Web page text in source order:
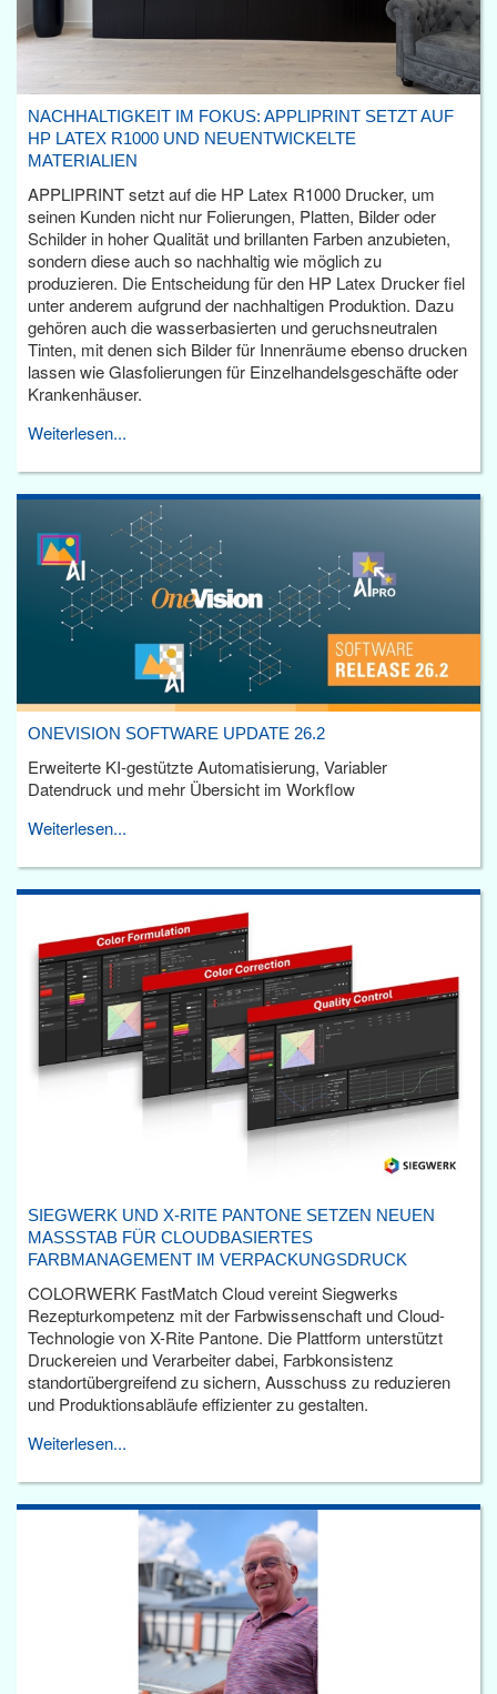
NACHHALTIGKEIT IM FOKUS: APPLIPRINT SETZT AUF
HP LATEX R1000 UND NEUENTWICKELTE
MATERIALIEN
APPLIPRINT setzt auf die HP Latex R1000 Drucker, um
seinen Kunden nicht nur Folierungen, Platten, Bilder oder
Schilder in hoher Qualität und brillanten Farben anzubieten,
sondern diese auch so nachhaltig wie möglich zu
produzieren. Die Entscheidung für den HP Latex Drucker fiel
unter anderem aufgrund der nachhaltigen Produktion. Dazu
gehören auch die wasserbasierten und geruchsneutralen
Tinten, mit denen sich Bilder für Innenräume ebenso drucken
lassen wie Glasfolierungen für Einzelhandelsgeschäfte oder
Krankenhäuser.
Weiterlesen...
ONEVISION SOFTWARE UPDATE 26.2
Erweiterte KI-gestützte Automatisierung, Variabler
Datendruck und mehr Übersicht im Workflow
Weiterlesen...
SIEGWERK UND X-RITE PANTONE SETZEN NEUEN
MASSSTAB FÜR CLOUDBASIERTES F
ARBMANAGEMENT IM VERPACKUNGSDRUCK
COLORWERK FastMatch Cloud vereint Siegwerks
Rezepturkompetenz mit der Farbwissenschaft und Cloud-
Technologie von X-Rite Pantone. Die Plattform unterstützt
Druckereien und Verarbeiter dabei, Farbkonsistenz
standortübergreifend zu sichern, Ausschuss zu reduzieren
und Produktionsabläufe effizienter zu gestalten.
Weiterlesen...